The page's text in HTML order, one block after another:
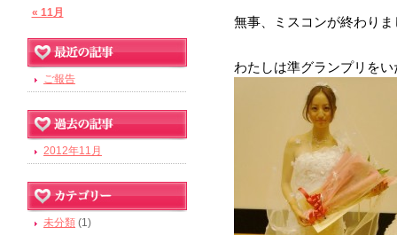
無事、ミスコンが終わりま
わたしは準グランプリを
« 11月
ご報告
2012年11月
未分類 (1)